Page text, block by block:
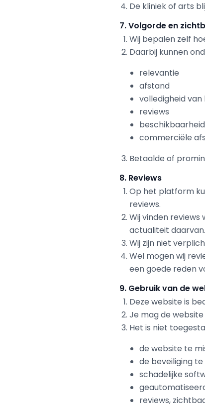
De kliniek of arts
7. Volgorde en
Wij bepalen zelf
Daarbij kunnen
relevantie
afstand
volledigheid
reviews
beschikbaarheid
commerciële
Betaalde of
8. Reviews
Op het platform
reviews.
Wij vinden reviews
actualiteit daarvan.
Wij zijn niet
Wel mogen wij
een goede reden
9. Gebruik van de
Deze website is
Je mag de
Het is niet
de website te
de beveiliging
schadelijke
reviews,